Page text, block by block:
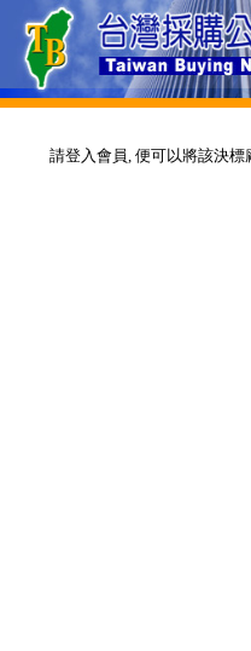
請登入會員, 便可以將該決